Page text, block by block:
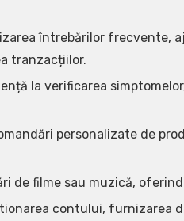
întrebărilor frecvente,
tranzacțiilor.
la verificarea
personalizate de
de filme sau muzică,
contului, furnizarea